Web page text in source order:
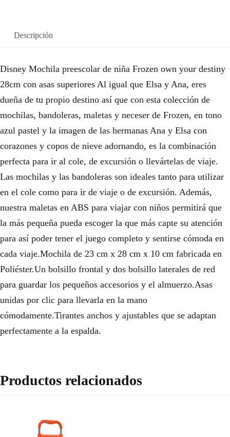
Descripción
Disney Mochila preescolar de niña Frozen own your destiny
28cm con asas superiores Al igual que Elsa y Ana, eres
dueña de tu propio destino así que con esta colección de
mochilas, bandoleras, maletas y neceser de Frozen, en tono
azul pastel y la imagen de las hermanas Ana y Elsa con
corazones y copos de nieve adornando, es la combinación
perfecta para ir al cole, de excursión o llevártelas de viaje.
Las mochilas y las bandoleras son ideales tanto para utilizar
en el cole como para ir de viaje o de excursión. Además,
nuestra maletas en ABS para viajar con niños permitirá que
la más pequeña pueda escoger la que más capte su atención
para así poder tener el juego completo y sentirse cómoda en
cada viaje.Mochila de 23 cm x 28 cm x 10 cm fabricada en
Poliéster.Un bolsillo frontal y dos bolsillo laterales de red
para guardar los pequeños accesorios y el almuerzo.Asas
unidas por clic para llevarla en la mano
cómodamente.Tirantes anchos y ajustables que se adaptan
perfectamente a la espalda.
Productos relacionados